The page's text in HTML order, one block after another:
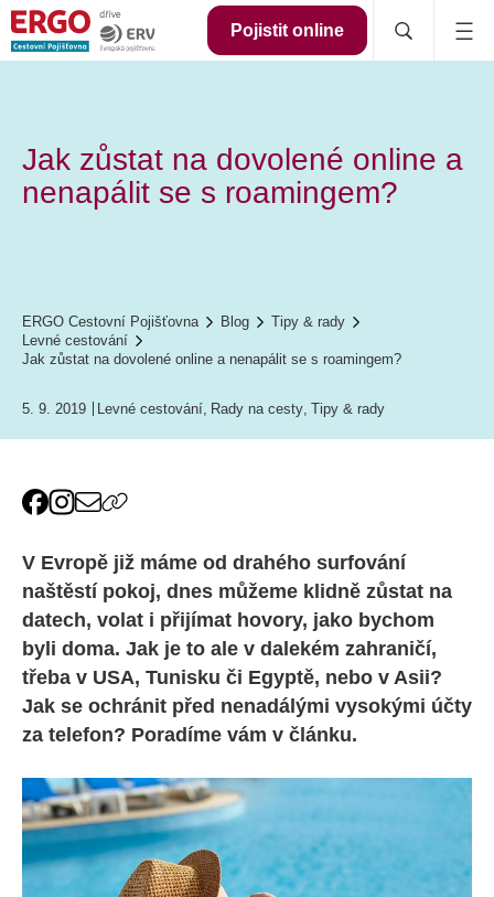
Pojistit online
Jak zůstat na dovolené online a
nenapálit se s roamingem?
ERGO Cestovní Pojišťovna Blog
Tipy & rady
Levné cestování
Jak zůstat na dovolené online a nenapálit se s roamingem?
5. 9. 2019 Levné cestování, Rady na cesty, Tipy & rady
V Evropě již máme od drahého surfování
naštěstí pokoj, dnes můžeme klidně zůstat na
datech, volat i přijímat hovory, jako bychom
byli doma. Jak je to ale v dalekém zahraničí,
třeba v USA, Tunisku či Egyptě, nebo v Asii?
Jak se ochránit před nenadálými vysokými účty
za telefon? Poradíme vám v článku.